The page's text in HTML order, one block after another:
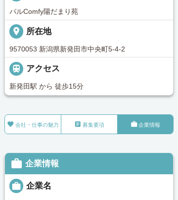
パルComfy陽だまり苑
place 所在地
9570053 新潟県新発田市中央町5-4-2
 アクセス
新発田駅 から 徒歩15分
 会社・仕事の魅力  募集要項 企業情報
 企業情報
 企業名